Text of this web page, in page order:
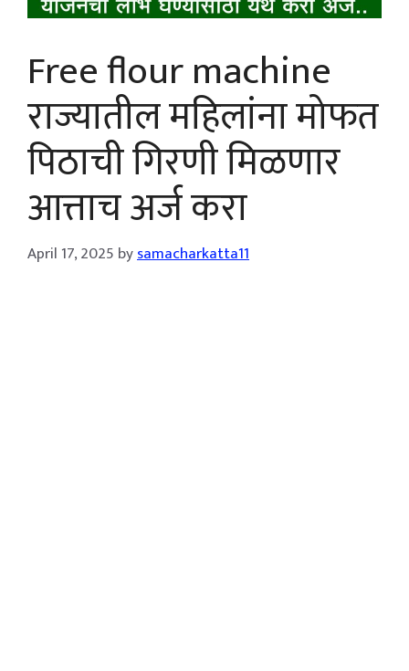
Free flour machine
राज्यातील महिलांना मोफत
पिठाची गिरणी मिळणार
आत्ताच अर्ज करा
April 17, 2025 bysamacharkatta11